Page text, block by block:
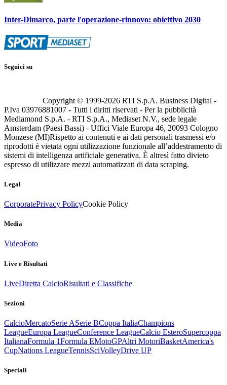
Inter-Dimarco, parte l'operazione-rinnovo: obiettivo 2030
Seguici su
Copyright © 1999-2026 RTI S.p.A. Business Digital -
P.Iva 03976881007 - Tutti i diritti riservati - Per la pubblicità
Mediamond S.p.A. - RTI S.p.A., Mediaset N.V., sede legale
Amsterdam (Paesi Bassi) - Uffici Viale Europa 46, 20093 Cologno
Monzese (MI)Rispetto ai contenuti e ai dati personali trasmessi e/o
riprodotti è vietata ogni utilizzazione funzionale all’addestramento di
sistemi di intelligenza artificiale generativa. È altresì fatto divieto
espresso di utilizzare mezzi automatizzati di data scraping.
Legal
CorporatePrivacy PolicyCookie Policy
Media
VideoFoto
Live e Risultati
LiveDiretta CalcioRisultati e Classifiche
Sezioni
CalcioMercatoSerie ASerie BCoppa ItaliaChampions
LeagueEuropa LeagueConference LeagueCalcio EsteroSupercoppa
ItalianaFormula 1Formula EMotoGPAltri MotoriBasketAmerica's
CupNations LeagueTennisSciVolleyDrive UP
Speciali